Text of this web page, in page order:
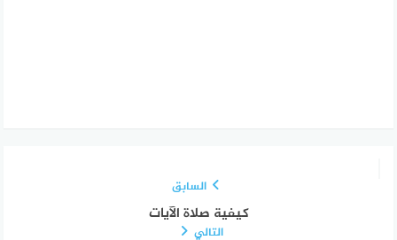
السابق
كيفية صلاة الآيات
التالي